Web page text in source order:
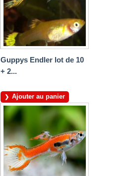
Guppys Endler lot de 10
+ 2...
Ajouter au panier